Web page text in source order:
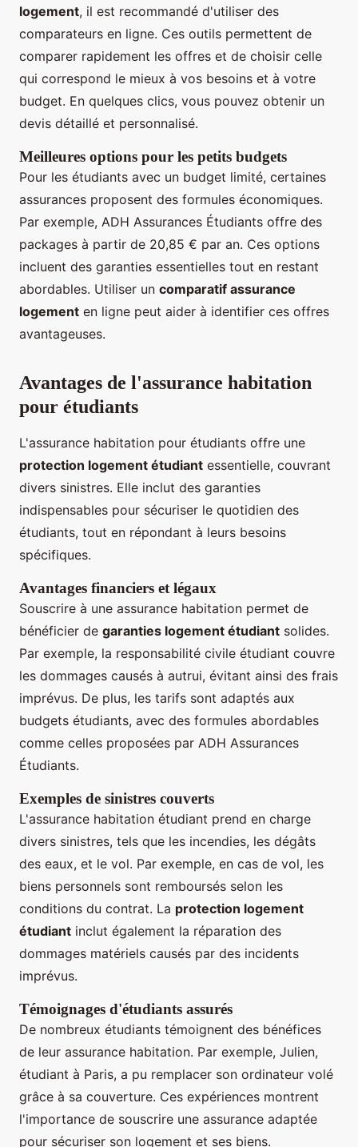
logement, il est recommandé d'utiliser des
comparateurs en ligne. Ces outils permettent de
comparer rapidement les offres et de choisir celle
qui correspond le mieux à vos besoins et à votre
budget. En quelques clics, vous pouvez obtenir un
devis détaillé et personnalisé.
Meilleures options pour les petits budgets
Pour les étudiants avec un budget limité, certaines
assurances proposent des formules économiques.
Par exemple, ADH Assurances Étudiants offre des
packages à partir de 20,85 € par an. Ces options
incluent des garanties essentielles tout en restant
abordables. Utiliser un comparatif assurance
logement en ligne peut aider à identifier ces offres
avantageuses.
Avantages de l'assurance habitation
pour étudiants
L'assurance habitation pour étudiants offre une
protection logement étudiant essentielle, couvrant
divers sinistres. Elle inclut des garanties
indispensables pour sécuriser le quotidien des
étudiants, tout en répondant à leurs besoins
spécifiques.
Avantages financiers et légaux
Souscrire à une assurance habitation permet de
bénéficier de garanties logement étudiant solides.
Par exemple, la responsabilité civile étudiant couvre
les dommages causés à autrui, évitant ainsi des frais
imprévus. De plus, les tarifs sont adaptés aux
budgets étudiants, avec des formules abordables
comme celles proposées par ADH Assurances
Étudiants.
Exemples de sinistres couverts
L'assurance habitation étudiant prend en charge
divers sinistres, tels que les incendies, les dégâts
des eaux, et le vol. Par exemple, en cas de vol, les
biens personnels sont remboursés selon les
conditions du contrat. La protection logement
étudiant inclut également la réparation des
dommages matériels causés par des incidents
imprévus.
Témoignages d'étudiants assurés
De nombreux étudiants témoignent des bénéfices
de leur assurance habitation. Par exemple, Julien,
étudiant à Paris, a pu remplacer son ordinateur volé
grâce à sa couverture. Ces expériences montrent
l'importance de souscrire une assurance adaptée
pour sécuriser son logement et ses biens.